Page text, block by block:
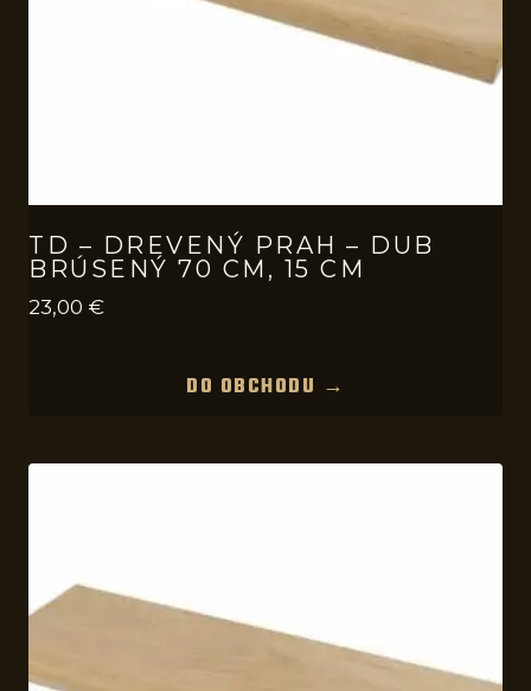
TD – DREVENÝ PRAH – DUB
BRÚSENÝ 70 CM, 15 CM
23,00 €
DO OBCHODU →